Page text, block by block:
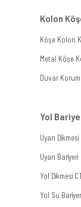
Kolon
Köşe Kolon
Metal Köşe
Duvar
Yol
Uyarı Dikmesi
Uyarı Bariyeri
Yol Dikmesi
Yol Su